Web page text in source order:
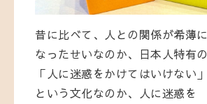
昔に比べて、人との関係が希薄に
なったせいなのか、日本人特有の
「人に迷惑をかけてはいけない」
という文化なのか、人に迷惑を